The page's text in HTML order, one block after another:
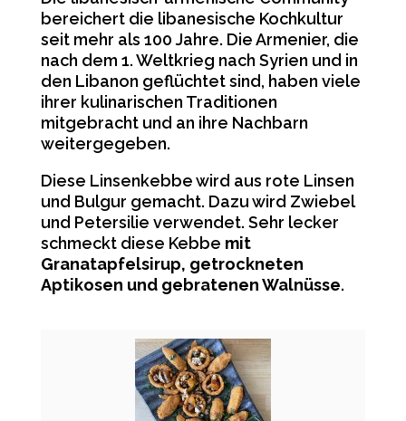
bereichert die libanesische Kochkultur
seit mehr als 100 Jahre. Die Armenier, die
nach dem 1. Weltkrieg nach Syrien und in
den Libanon geflüchtet sind, haben viele
ihrer kulinarischen Traditionen
mitgebracht und an ihre Nachbarn
weitergegeben.
Diese Linsenkebbe wird aus rote Linsen
und Bulgur gemacht. Dazu wird Zwiebel
und Petersilie verwendet. Sehr lecker
schmeckt diese Kebbe mit
Granatapfelsirup, getrockneten
Aptikosen und gebratenen Walnüsse.